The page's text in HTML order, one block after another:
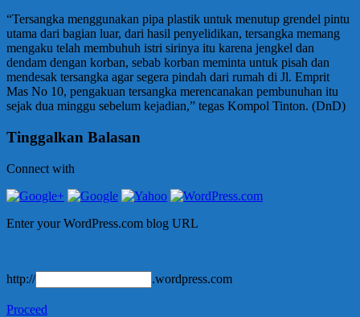
“Tersangka menggunakan pipa plastik untuk menutup grendel pintu
utama dari bagian luar, dari hasil penyelidikan, tersangka memang
mengaku telah membuhuh istri sirinya itu karena jengkel dan
dendam dengan korban, sebab korban meminta untuk pisah dan
mendesak tersangka agar segera pindah dari rumah di Jl. Emprit
Mas No 10, pengakuan tersangka merencanakan pembunuhan itu
sejak dua minggu sebelum kejadian,” tegas Kompol Tinton. (DnD)
Tinggalkan Balasan
Connect with
Enter your WordPress.com blog URL
http:// .wordpress.com
Proceed